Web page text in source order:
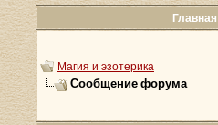
Главная
Магия и эзотерика
Сообщение форума